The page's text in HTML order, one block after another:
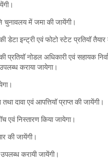
चुनावलय में जमा की जायेंगी।
डेटा इन्ट्री एवं फोटो स्टेट प्रतियॉ तैयार
प्रतियॉ नोडल अधिकारी एवं सहायक
कराया जायेगा।
दावा एवं आपत्तियॉ प्राप्त की जायेंगी।
एवं निस्तारण किया जायेगा।
की जायेंगी।
करायी जायेंगी।